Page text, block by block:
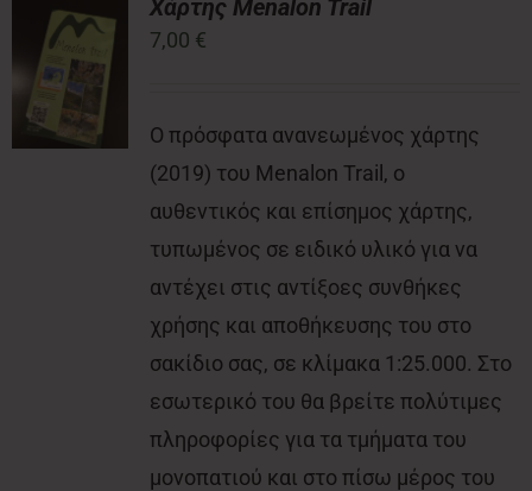
Νέα
Επικοινωνία
Χάρτης Menalon Trail
7,00 €
Ο πρόσφατα ανανεωμένος χάρτης
(2019) του Menalon Trail, ο
αυθεντικός και επίσημος χάρτης,
τυπωμένος σε ειδικό υλικό για να
αντέχει στις αντίξοες συνθήκες
χρήσης και αποθήκευσης του στο
σακίδιο σας, σε κλίμακα 1:25.000. Στο
εσωτερικό του θα βρείτε πολύτιμες
πληροφορίες για τα τμήματα του
μονοπατιού και στο πίσω μέρος του